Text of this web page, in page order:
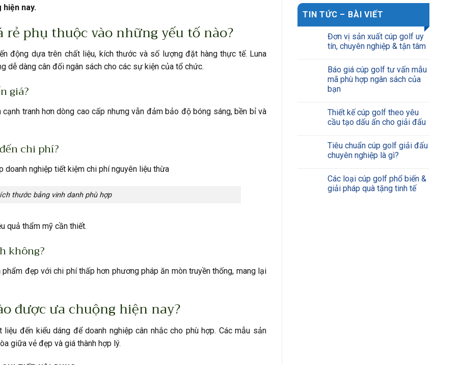
nay.
phụ thuộc vào những yếu tố nào?
động dựa trên chất liệu, kích thước và số lượng đặt hàng thực tế. Luna
dễ dàng cân đối ngân sách cho các sự kiện của tổ chức.
giá?
tranh hơn dòng cao cấp nhưng vẫn đảm bảo độ bóng sáng, bền bỉ và
chi phí?
doanh nghiệp tiết kiệm chi phí nguyên liệu thừa
thước bảng vinh danh phù hợp
quả thẩm mỹ cần thiết.
không?
đẹp với chi phí thấp hơn phương pháp ăn mòn truyền thống, mang lại
được ưa chuộng hiện nay?
đến kiểu dáng để doanh nghiệp cân nhắc cho phù hợp. Các mẫu sản
giữa vẻ đẹp và giá thành hợp lý.
TIN TỨC – BÀI VIẾT
Đơn vị sản xuất cúp golf uy
tín, chuyên nghiệp & tận tâm
Báo giá cúp golf tư vấn mẫu
mã phù hợp ngân sách của
bạn
Thiết kế cúp golf theo yêu
cầu tạo dấu ấn cho giải đấu
Tiêu chuẩn cúp golf giải đấu
chuyên nghiệp là gì?
Các loại cúp golf phổ biến &
giải pháp quà tặng tinh tế